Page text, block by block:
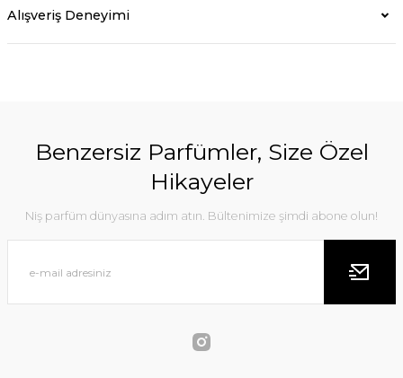
Alışveriş Deneyimi
Benzersiz Parfümler, Size Özel
Hikayeler
Niş parfüm dünyasına adım atın. Bültenimize şimdi abone olun!